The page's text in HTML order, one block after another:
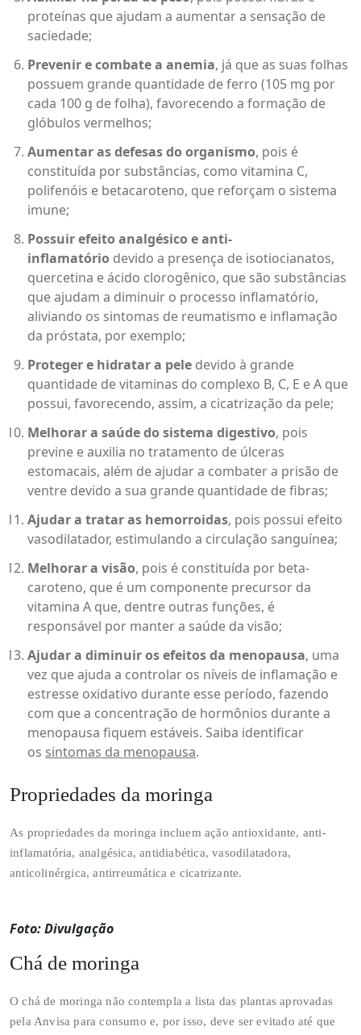
proteínas que ajudam a aumentar a sensação de
saciedade;
Prevenir e combate a anemia, já que as suas folhas
possuem grande quantidade de ferro (105 mg por
cada 100 g de folha), favorecendo a formação de
glóbulos vermelhos;
Aumentar as defesas do organismo, pois é
constituída por substâncias, como vitamina C,
polifenóis e betacaroteno, que reforçam o sistema
imune;
Possuir efeito analgésico e anti-
inflamatório devido a presença de isotiocianatos,
quercetina e ácido clorogênico, que são substâncias
que ajudam a diminuir o processo inflamatório,
aliviando os sintomas de reumatismo e inflamação
da próstata, por exemplo;
Proteger e hidratar a pele devido à grande
quantidade de vitaminas do complexo B, C, E e A que
possui, favorecendo, assim, a cicatrização da pele;
Melhorar a saúde do sistema digestivo, pois
previne e auxilia no tratamento de úlceras
estomacais, além de ajudar a combater a prisão de
ventre devido a sua grande quantidade de fibras;
Ajudar a tratar as hemorroidas, pois possui efeito
vasodilatador, estimulando a circulação sanguínea;
Melhorar a visão, pois é constituída por beta-
caroteno, que é um componente precursor da
vitamina A que, dentre outras funções, é
responsável por manter a saúde da visão;
Ajudar a diminuir os efeitos da menopausa, uma
vez que ajuda a controlar os níveis de inflamação e
estresse oxidativo durante esse período, fazendo
com que a concentração de hormônios durante a
menopausa fiquem estáveis. Saiba identificar
os sintomas da menopausa.
Propriedades da moringa
As propriedades da moringa incluem ação antioxidante, anti-
inflamatória, analgésica, antidiabética, vasodilatadora,
anticolinérgica, antirreumática e cicatrizante.
Foto: Divulgação
Chá de moringa
O chá de moringa não contempla a lista das plantas aprovadas
pela Anvisa para consumo e, por isso, deve ser evitado até que